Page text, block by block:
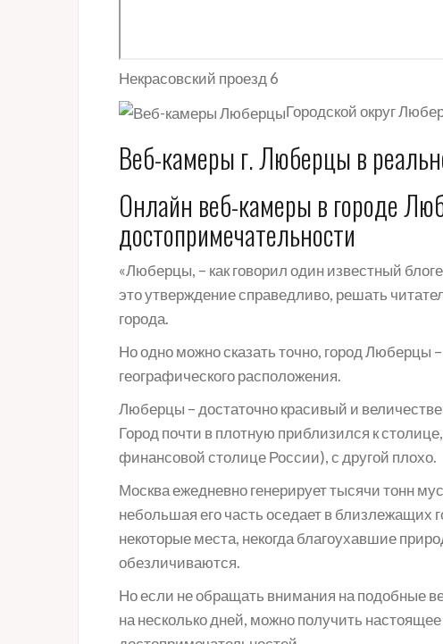
Некрасовский проезд 6
Городской округ
Веб-камеры г. Люберцы в
Онлайн веб-камеры в городе
достопримечательности
«Люберцы, – как говорил один известный
это утверждение справедливо, решать
города.
Но одно можно сказать точно, город Люберцы
географического расположения.
Люберцы – достаточно красивый и
Город почти в плотную приблизился к
финансовой столице России), с другой плохо.
Москва ежедневно генерирует тысячи тонн
небольшая его часть оседает в близлежащих
некоторые места, некогда благоухавшие
обезличиваются.
Но если не обращать внимания на подобные
на несколько дней, можно получить